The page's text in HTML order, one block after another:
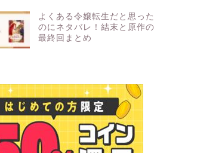
よくある令嬢転生だと思った
のにネタバレ！結末と原作の
最終回まとめ